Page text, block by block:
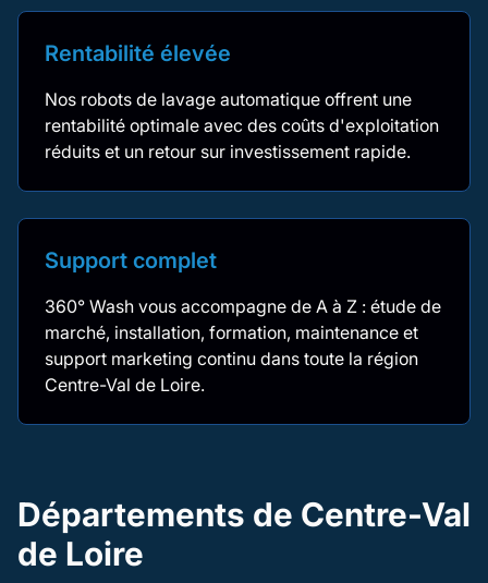
Rentabilité élevée
Nos robots de lavage automatique offrent une
rentabilité optimale avec des coûts d'exploitation
réduits et un retour sur investissement rapide.
Support complet
360° Wash vous accompagne de A à Z : étude de
marché, installation, formation, maintenance et
support marketing continu dans toute la région
Centre-Val de Loire.
Départements de Centre-Val
de Loire